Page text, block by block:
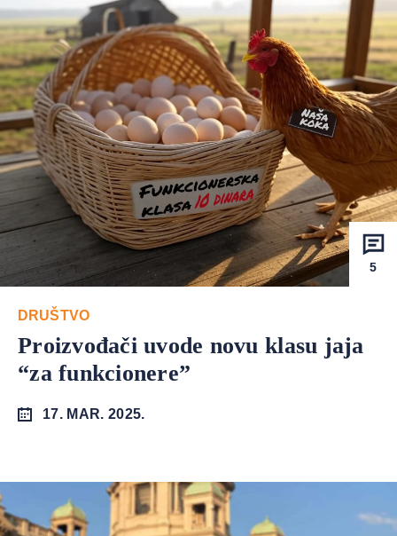
5
DRUŠTVO
Proizvođači uvode novu klasu jaja
“za funkcionere”
17. MAR. 2025.